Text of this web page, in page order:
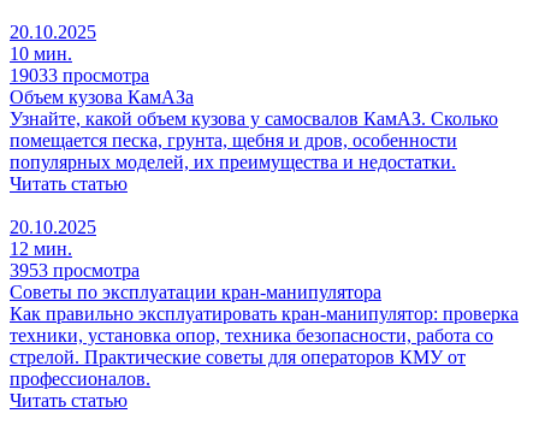
20.10.2025
10 мин.
19033 просмотра
Объем кузова КамАЗа
Узнайте, какой объем кузова у самосвалов КамАЗ. Сколько
помещается песка, грунта, щебня и дров, особенности
популярных моделей, их преимущества и недостатки.
Читать статью
20.10.2025
12 мин.
3953 просмотра
Советы по эксплуатации кран-манипулятора
Как правильно эксплуатировать кран-манипулятор: проверка
техники, установка опор, техника безопасности, работа со
стрелой. Практические советы для операторов КМУ от
профессионалов.
Читать статью